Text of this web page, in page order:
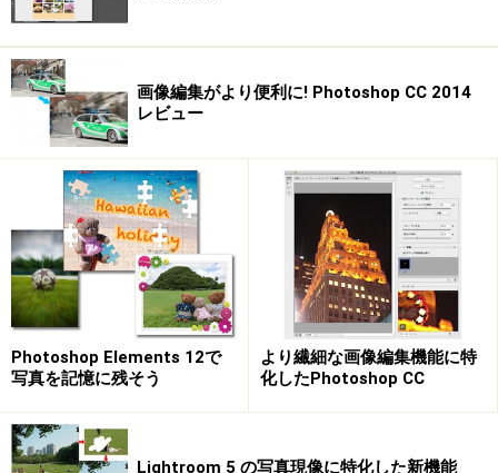
画像編集がより便利に! Photoshop CC 2014
レビュー
Photoshop Elements 12で
写真を記憶に残そう
より繊細な画像編集機能に特
化したPhotoshop CC
Lightroom 5 の写真現像に特化した新機能